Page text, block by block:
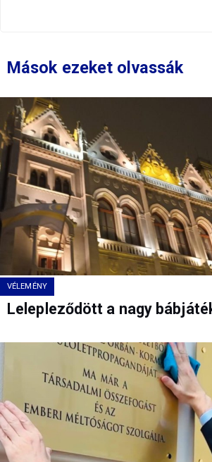
Mások ezeket olvassák
VÉLEMÉNY
Lelepleződött a nagy